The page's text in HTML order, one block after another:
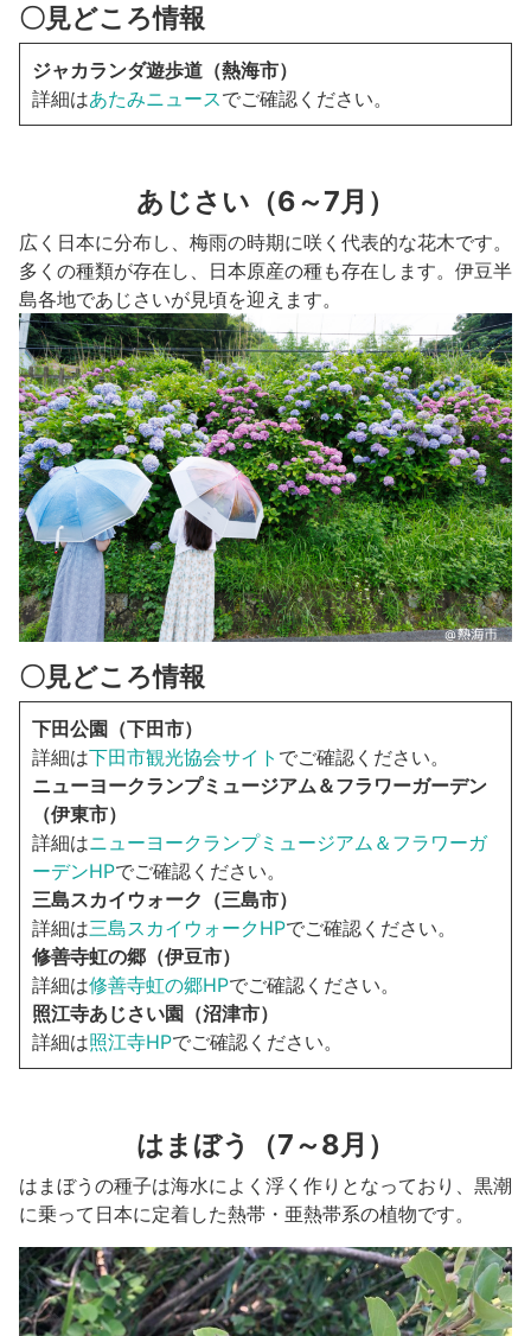
〇見どころ情報
ジャカランダ遊歩道（熱海市）
詳細はあたみニュースでご確認ください。
あじさい（6～7月）
広く日本に分布し、梅雨の時期に咲く代表的な花木です。
多くの種類が存在し、日本原産の種も存在します。伊豆半
島各地であじさいが見頃を迎えます。
〇見どころ情報
下田公園（下田市）
詳細は下田市観光協会サイト でご確認ください。
ニューヨークランプミュージアム＆フラワーガーデン
（伊東市）
詳細はニューヨークランプミュージアム＆フラワーガ
ーデンHPでご確認ください。
三島スカイウォーク（三島市）
詳細は三島スカイウォークHPでご確認ください。
修善寺虹の郷（伊豆市）
詳細は修善寺虹の郷HPでご確認ください。
照江寺あじさい園（沼津市）
詳細は照江寺HPでご確認ください。
はまぼう（7～8月）
はまぼうの種子は海水によく浮く作りとなっており、黒潮
に乗って日本に定着した熱帯・亜熱帯系の植物です。